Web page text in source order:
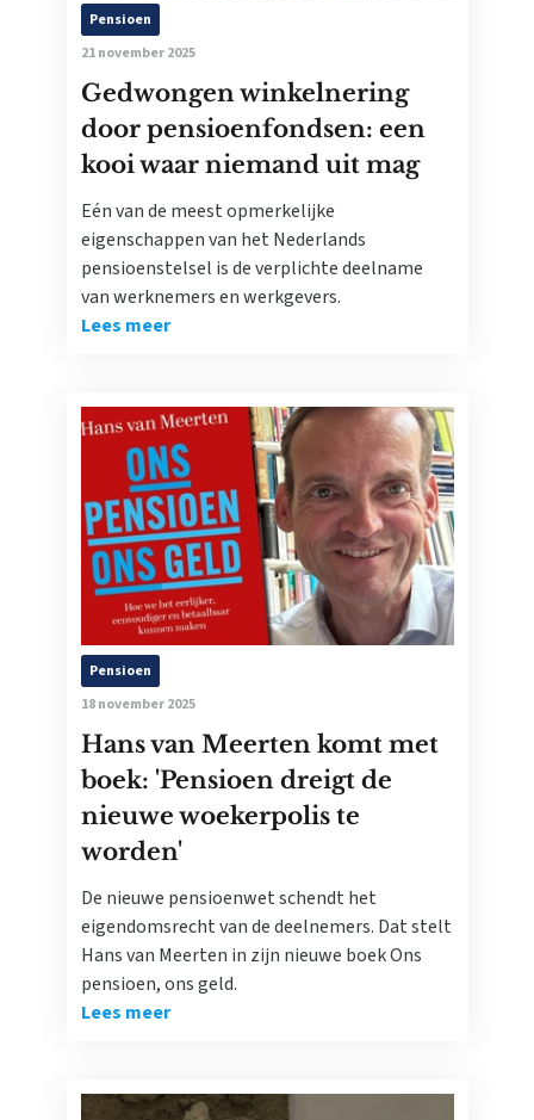
Pensioen
21 november 2025
Gedwongen winkelnering
door pensioenfondsen: een
kooi waar niemand uit mag
Eén van de meest opmerkelijke
eigenschappen van het Nederlands
pensioenstelsel is de verplichte deelname
van werknemers en werkgevers.
Lees meer
Pensioen
18 november 2025
Hans van Meerten komt met
boek: 'Pensioen dreigt de
nieuwe woekerpolis te
worden'
De nieuwe pensioenwet schendt het
eigendomsrecht van de deelnemers. Dat stelt
Hans van Meerten in zijn nieuwe boek Ons
pensioen, ons geld.
Lees meer